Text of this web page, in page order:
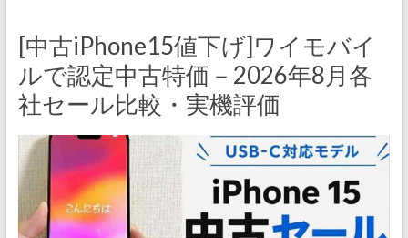
り
が分
かる
サイ
ト
[中古iPhone15値下げ]ワイモバイ
ルで認定中古特価－2026年8月各
社セール比較・実機評価